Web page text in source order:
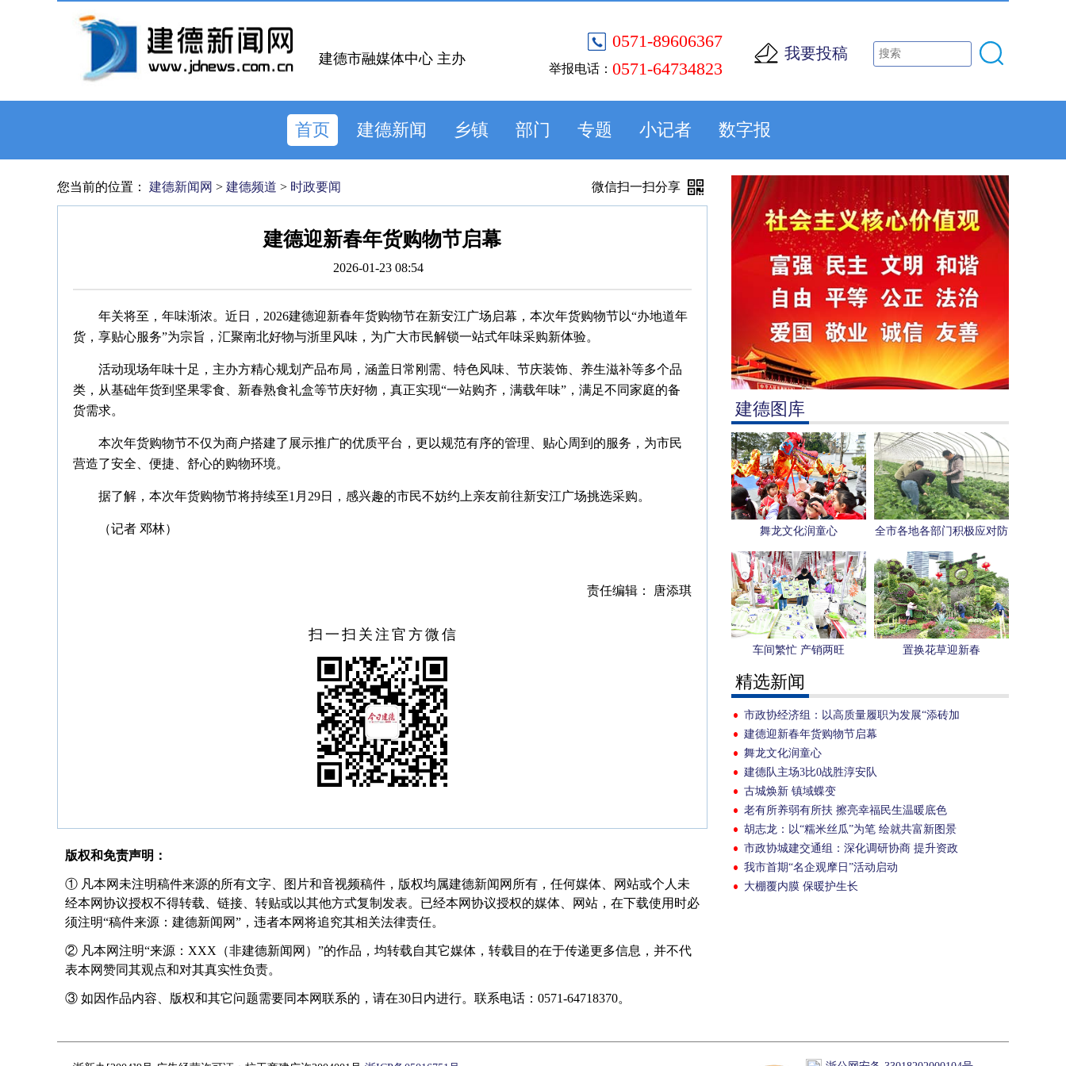
0571-89606367
举报电话： 0571-64734823
我要投稿
建德市融媒体中心 主办
首页 建德新闻 乡镇 部门 专题 小记者 数字报
建德图库
舞龙文化润童心
全市各地各部门积极应对防
范低温冰冻影响
车间繁忙 产销两旺 置换花草迎新春
精选新闻
市政协经济组：以高质量履职为发展“添砖加
瓦”
建德迎新春年货购物节启幕
舞龙文化润童心
建德队主场3比0战胜淳安队
古城焕新 镇域蝶变
老有所养弱有所扶 擦亮幸福民生温暖底色
胡志龙：以“糯米丝瓜”为笔 绘就共富新图景
市政协城建交通组：深化调研协商 提升资政
质效
我市首期“名企观摩日”活动启动
大棚覆内膜 保暖护生长
您当前的位置： 建德新闻网 > 建德频道 > 时政要闻 微信扫一扫分享
建德迎新春年货购物节启幕
2026-01-23 08:54
年关将至，年味渐浓。近日，2026建德迎新春年货购物节在新安江广场启幕，本次年货购物节以“办地道年
货，享贴心服务”为宗旨，汇聚南北好物与浙里风味，为广大市民解锁一站式年味采购新体验。
活动现场年味十足，主办方精心规划产品布局，涵盖日常刚需、特色风味、节庆装饰、养生滋补等多个品
类，从基础年货到坚果零食、新春熟食礼盒等节庆好物，真正实现“一站购齐，满载年味”，满足不同家庭的备
货需求。
本次年货购物节不仅为商户搭建了展示推广的优质平台，更以规范有序的管理、贴心周到的服务，为市民
营造了安全、便捷、舒心的购物环境。
据了解，本次年货购物节将持续至1月29日，感兴趣的市民不妨约上亲友前往新安江广场挑选采购。
（记者 邓林）
责任编辑： 唐添琪
扫一扫关注官方微信
版权和免责声明：
① 凡本网未注明稿件来源的所有文字、图片和音视频稿件，版权均属建德新闻网所有，任何媒体、网站或个人未
经本网协议授权不得转载、链接、转贴或以其他方式复制发表。已经本网协议授权的媒体、网站，在下载使用时必
须注明“稿件来源：建德新闻网”，违者本网将追究其相关法律责任。
② 凡本网注明“来源：XXX（非建德新闻网）”的作品，均转载自其它媒体，转载目的在于传递更多信息，并不代
表本网赞同其观点和对其真实性负责。
③ 如因作品内容、版权和其它问题需要同本网联系的，请在30日内进行。联系电话：0571-64718370。